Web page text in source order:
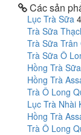
Các sản
Lục Trà Sữa
Trà Sữa
Trà Sữa Trân
Trà Sữa Ô
Hồng Trà Sữa
Hồng Trà
Trà Ô Long
Lục Trà Nhài
Hồng Trà
Trà Ô Long